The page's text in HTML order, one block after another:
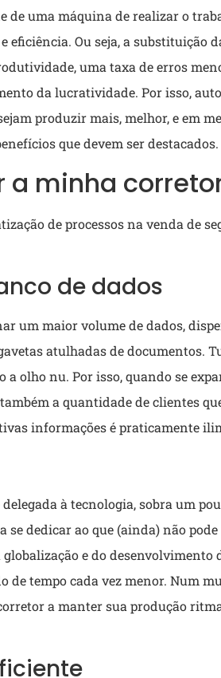
de uma máquina de realizar o
eficiência. Ou seja, a substituição
uma taxa de erros
da lucratividade. Por isso,
produzir mais, melhor, e em
que devem ser destacados.
a minha
de processos na venda de
de dados
um maior volume de dados,
atulhadas de documentos.
olho nu. Por isso, quando se
a quantidade de clientes
informações é praticamente
à tecnologia, sobra um
se dedicar ao que (ainda) não
e do desenvolvimento
de tempo cada vez menor. Num
a manter sua produção